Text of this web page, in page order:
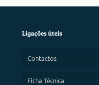
Ligações úteis
Contactos
Ficha Técnica